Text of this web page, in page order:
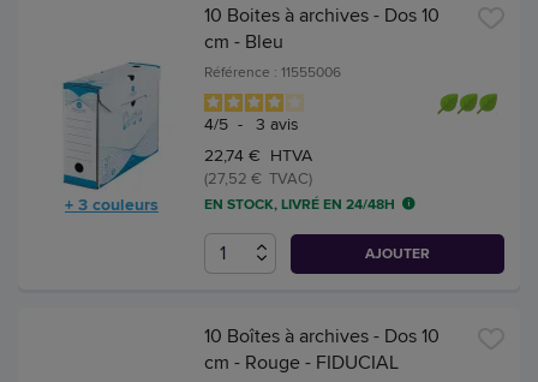
+ 3 couleurs
10 Boites à archives - Dos 10
cm - Bleu
Référence : 11555006
4/5 - 3 avis
22,74 € HTVA
(27,52 € TVAC)
EN STOCK, LIVRÉ EN 24/48H
AJOUTER
10 Boîtes à archives - Dos 10
cm - Rouge - FIDUCIAL